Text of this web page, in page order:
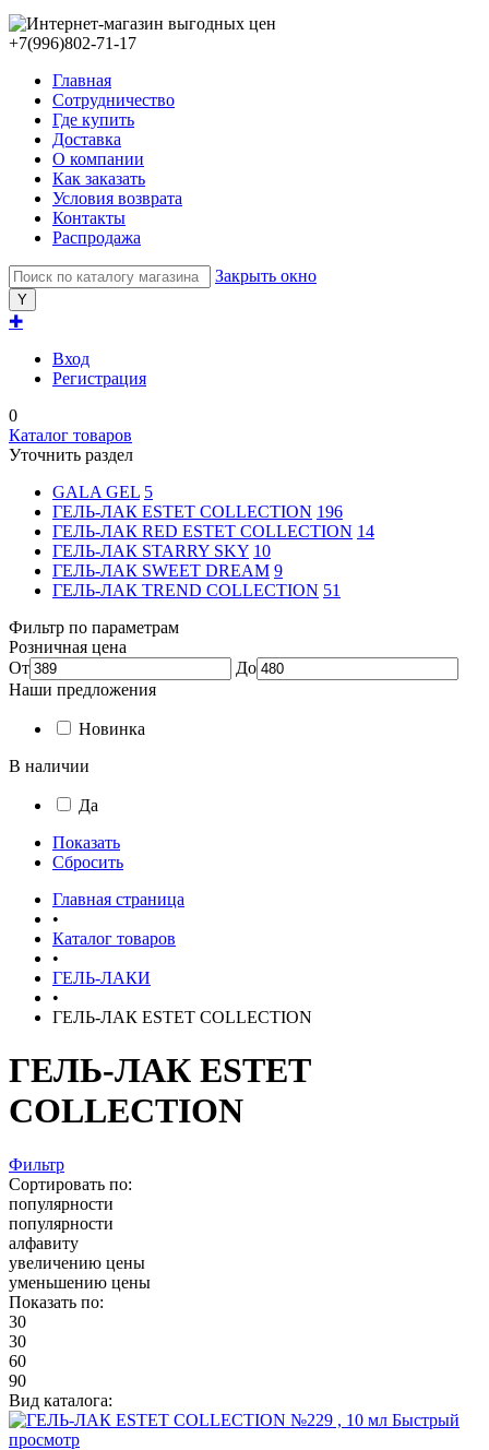
+7(996)802-71-17
Главная
Сотрудничество
Где купить
Доставка
О компании
Как заказать
Условия возврата
Контакты
Распродажа
Закрыть окно
✚
Вход
Регистрация
0
Каталог товаров
Уточнить раздел
GALA GEL 5
ГЕЛЬ-ЛАК ESTET COLLECTION 196
ГЕЛЬ-ЛАК RED ESTET COLLECTION 14
ГЕЛЬ-ЛАК STARRY SKY 10
ГЕЛЬ-ЛАК SWEET DREAM 9
ГЕЛЬ-ЛАК TREND COLLECTION 51
Фильтр по параметрам
Розничная цена
От
До
Наши предложения
Новинка
В наличии
Да
Показать
Сбросить
Главная страница
•
Каталог товаров
•
ГЕЛЬ-ЛАКИ
•
ГЕЛЬ-ЛАК ESTET COLLECTION
ГЕЛЬ-ЛАК ESTET
COLLECTION
Фильтр
Сортировать по:
популярности
популярности
алфавиту
увеличению цены
уменьшению цены
Показать по:
30
30
60
90
Вид каталога:
Быстрый
просмотр